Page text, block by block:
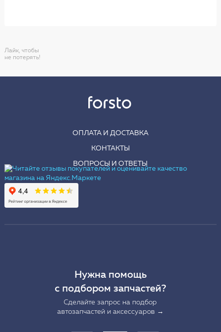
Лайк, чтобы
не потерять!
ОПЛАТА И ДОСТАВКА
КОНТАКТЫ
ВОПРОСЫ И ОТВЕТЫ
Нужна помощь
с подбором запчастей?
Сделайте запрос на подбор
автозапчастей и аксессуаров →